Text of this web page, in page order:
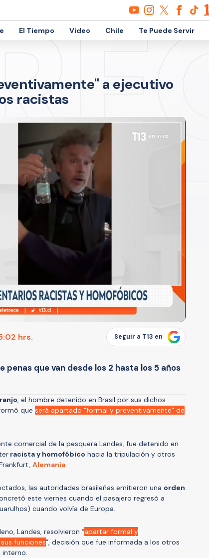
El Tiempo Video Chile Te Puede Servir
a ejecutivo
racistas
hrs. Seguir a T13 en
penas que van desde los 2 hasta los 5 años
, el hombre detenido en Brasil por sus dichos
que será apartado “formal y preventivamente” de
comercial de la pesquera Landes, fue detenido en
racista y homofóbico hacia la tripulación y otros
Alemania.
las autoridades brasileñas emitieron una orden
este viernes cuando el pasajero regresó a
cuando volvía de Europa.
Landes, resolvieron “apartar formal y
funciones”, decisión que fue informada a los otros